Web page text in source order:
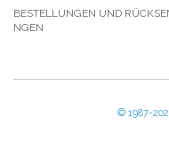
BESTELLUNGEN UND
NGEN
© 1987-